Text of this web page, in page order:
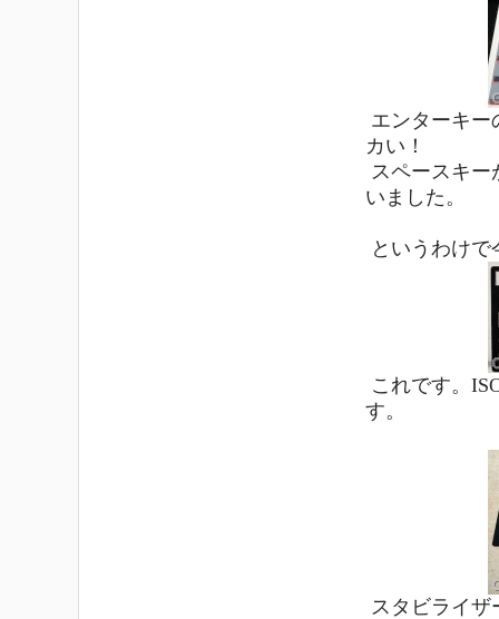
エンターキー
カい！
スペースキ
いました。
というわけ
これです。
す。
スタビライ